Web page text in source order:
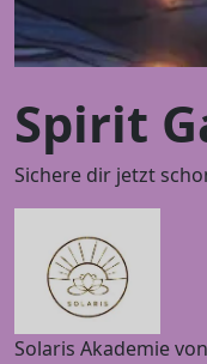
Spirit
Sichere dir jetzt
Solaris Akademie